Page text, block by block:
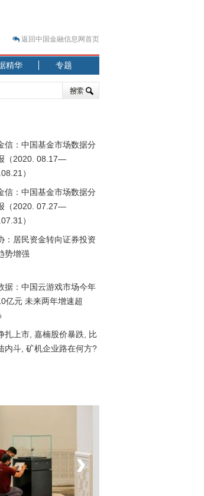
返回中国金融信息网首页
精华 专题
信：中国基金市场数据分
（2020. 08.17—
）
信：中国基金市场数据分
（2020. 07.27—
）
：居民资金转向证券投资
势增强
据：中国云游戏市场今年
亿元 未来两年增速超
扎上市, 嘉楠股价暴跌, 比
内斗, 矿机企业路在何方?
›